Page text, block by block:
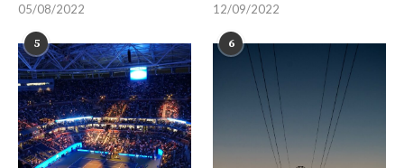
05/08/2022 12/09/2022
5 6